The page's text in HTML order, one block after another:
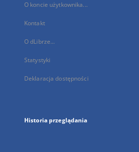
O koncie użytkownika...
Kontakt
O dLibrze...
Statystyki
Deklaracja dostępności
Historia przeglądania